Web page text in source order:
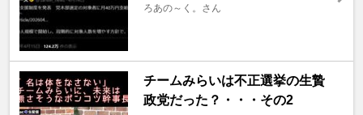
ろあの～く。さん
チームみらいは不正選挙の生贄
政党だった？・・・その2